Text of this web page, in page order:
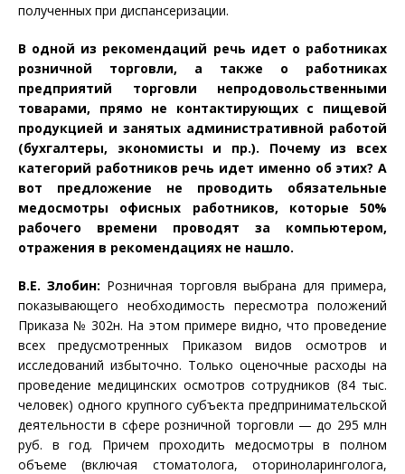
полученных при диспансеризации.
В одной из рекомендаций речь идет о работниках
розничной торговли, а также о работниках
предприятий торговли непродовольственными
товарами, прямо не контактирующих с пищевой
продукцией и занятых административной работой
(бухгалтеры, экономисты и пр.). Почему из всех
категорий работников речь идет именно об этих? А
вот предложение не проводить обязательные
медосмотры офисных работников, которые 50%
рабочего времени проводят за компьютером,
отражения в рекомендациях не нашло.
В.Е. Злобин: Розничная торговля выбрана для примера,
показывающего необходимость пересмотра положений
Приказа № 302н. На этом примере видно, что проведение
всех предусмотренных Приказом видов осмотров и
исследований избыточно. Только оценочные расходы на
проведение медицинских осмотров сотрудников (84 тыс.
человек) одного крупного субъекта предпринимательской
деятельности в сфере розничной торговли — до 295 млн
руб. в год. Причем проходить медосмотры в полном
объеме (включая стоматолога, оториноларинголога,